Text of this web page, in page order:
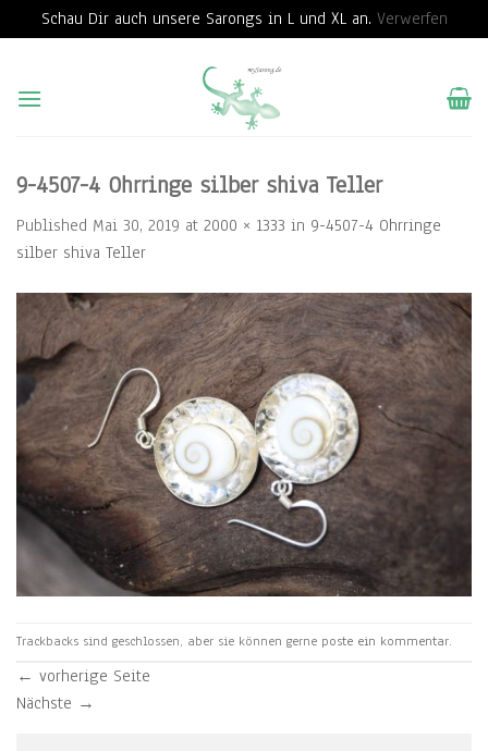
Schau Dir auch unsere Sarongs in L und XL an. Verwerfen
content
9-4507-4 Ohrringe silber shiva Teller
Published Mai 30, 2019 at 2000 × 1333 in 9-4507-4 Ohrringe
silber shiva Teller
Trackbacks sind geschlossen, aber sie können gerne poste ein kommentar.
← vorherige Seite
Nächste →